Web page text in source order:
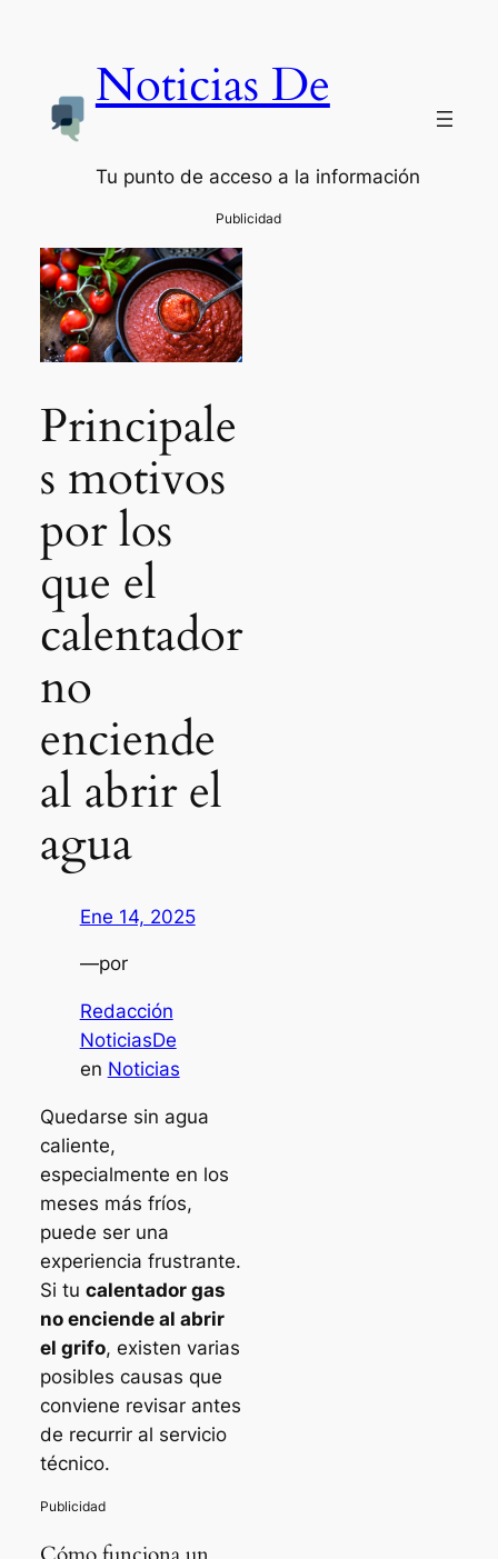
Noticias De
Tu punto de acceso a la información
Principale
s motivos
por los
que el
calentador
no
enciende
al abrir el
agua
Ene 14, 2025
—por
Redacción
NoticiasDe
en Noticias
Quedarse sin agua
caliente,
especialmente en los
meses más fríos,
puede ser una
experiencia frustrante.
Si tu calentador gas
no enciende al abrir
el grifo, existen varias
posibles causas que
conviene revisar antes
de recurrir al servicio
técnico.